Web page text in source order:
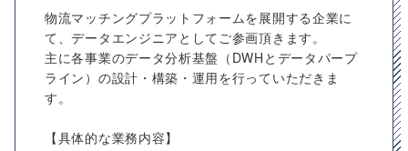
物流マッチングプラットフォームを展開する企業に
て、データエンジニアとしてご参画頂きます。
主に各事業のデータ分析基盤（DWHとデータパープ
ライン）の設計・構築・運⽤を⾏っていただきま
す。
【具体的な業務内容】